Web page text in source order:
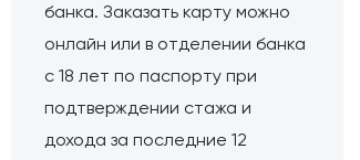
банка. Заказать карту можно
онлайн или в отделении банка
с 18 лет по паспорту при
подтверждении стажа и
дохода за последние 12